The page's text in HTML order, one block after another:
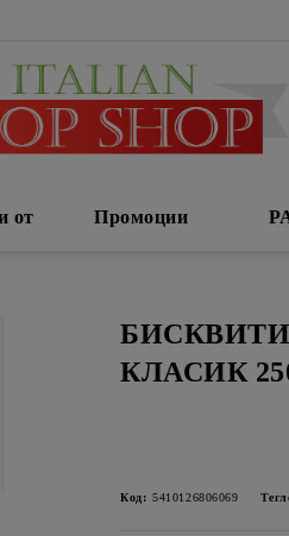
от Промоции
КЛАСИК
Код: 5410126806069